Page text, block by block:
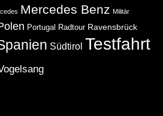
Mercedes Benz Militär
Portugal Radtour Ravensbrück
Südtirol Testfahrt